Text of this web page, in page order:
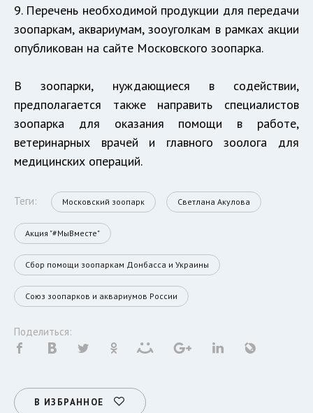
9. Перечень необходимой продукции для передачи
зоопаркам, аквариумам, зооуголкам в рамках акции
опубликован на сайте Московского зоопарка.
В зоопарки, нуждающиеся в содействии,
предполагается также направить специалистов
зоопарка для оказания помощи в работе,
ветеринарных врачей и главного зоолога для
медицинских операций.
Теги: Московский зоопарк Светлана Акулова
Акция "#МыВместе"
Сбор помощи зоопаркам Донбасса и Украины
Союз зоопарков и аквариумов России
Поделиться:
В ИЗБРАННОЕ